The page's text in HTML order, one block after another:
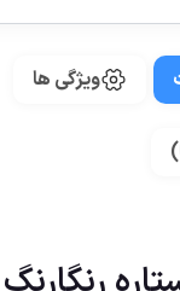
ویژگی ها